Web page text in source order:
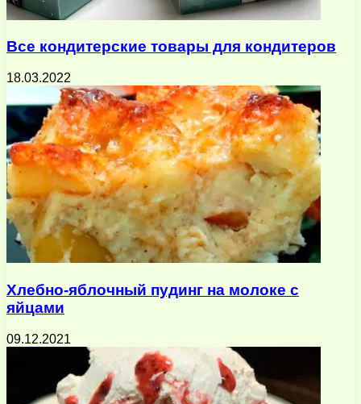
Все кондитерские товары для кондитеров
18.03.2022
Хлебно-яблочный пудинг на молоке с
яйцами
09.12.2021